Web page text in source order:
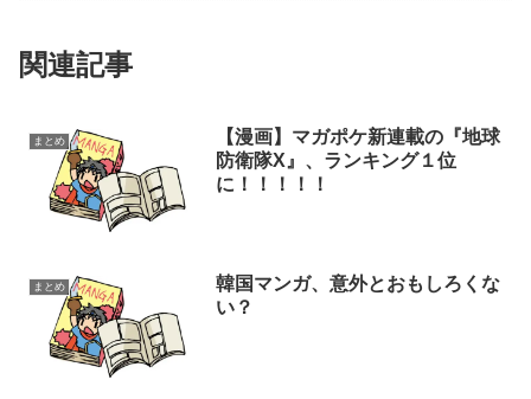
関連記事
まとめ
【漫画】マガポケ新連載の『地球
防衛隊X』、ランキング１位
に！！！！！
まとめ
韓国マンガ、意外とおもしろくな
い？